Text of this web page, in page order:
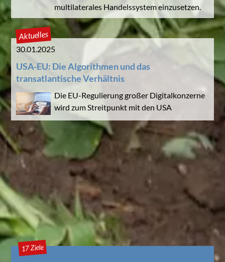
multilaterales Handelssystem einzusetzen.
Aktuelles
30.01.2025
USA-EU: Die Algorithmen und das
transatlantische Verhältnis
Die EU-Regulierung großer Digitalkonzerne
wird zum Streitpunkt mit den USA
17 Ziele